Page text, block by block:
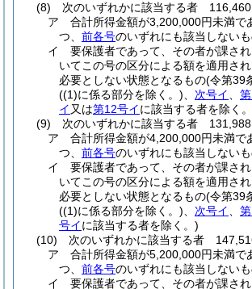
(8)
次のいずれかに該当する者 116,460
ア
合計所得金額が3,200,000円未満で
つ、 前各号のいずれにも該当しない
イ
要保護者であって、その者が課さ
いてこの号の区分による額を適用さ
必要としない状態となるもの(令第39
((1)に係る部分を除く。) 次号イ
イ 又は第12号イに該当する者を除く
(9)
次のいずれかに該当する者 131,988
ア
合計所得金額が4,200,000円未満で
つ、 前各号のいずれにも該当しない
イ
要保護者であって、その者が課さ
いてこの号の区分による額を適用さ
必要としない状態となるもの(令第39
((1)に係る部分を除く。) 次号イ
号イに該当する者を除く。)
(10)
次のいずれかに該当する者
ア
合計所得金額が5,200,000円未満で
つ、 前各号のいずれにも該当しない
イ
要保護者であって、その者が課さ